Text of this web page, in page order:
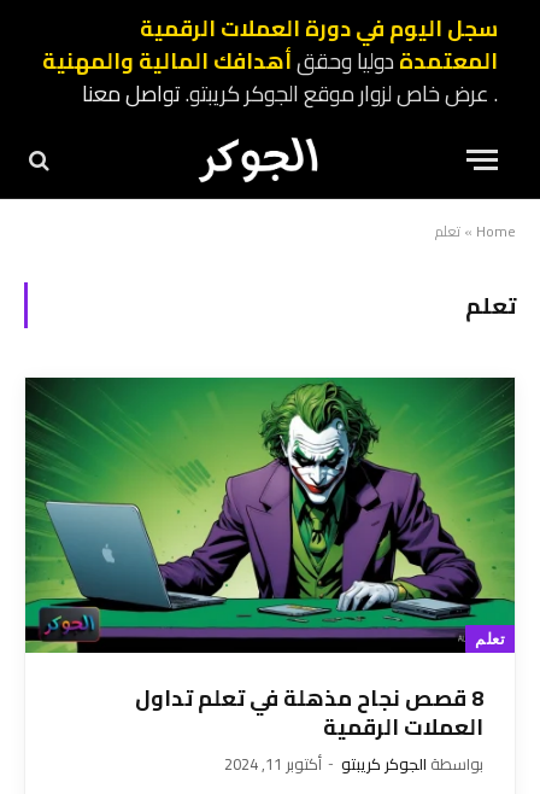
سجل اليوم في دورة العملات الرقمية
المعتمدةدوليا وحققأهدافك المالية والمهنية
. عرض خاص لزوار موقع الجوكر كريبتو.تواصل معنا
Home
»تعلم
تعلم
تعلم
8 قصص نجاح مذهلة في تعلم تداول
العملات الرقمية
بواسطة الجوكر كريبتو أكتوبر 11, 2024